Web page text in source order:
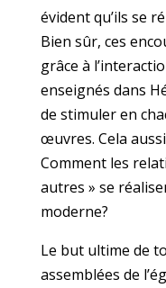
évident qu’ils se
Bien sûr, ces
grâce à
enseignés dans
de stimuler en
œuvres. Cela
Comment les
autres » se
moderne?
Le but ultime de
assemblées de